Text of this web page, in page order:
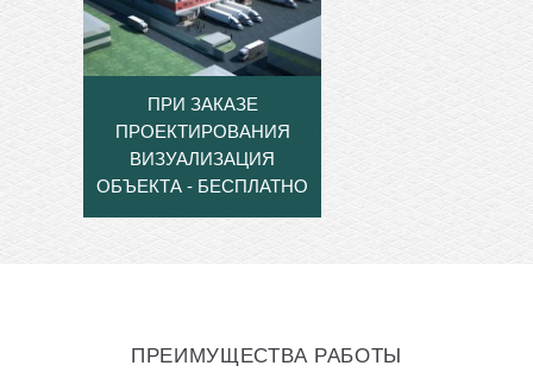
ПРИ ЗАКАЗЕ
ПРОЕКТИРОВАНИЯ
ВИЗУАЛИЗАЦИЯ
ОБЪЕКТА - БЕСПЛАТНО
ПРЕИМУЩЕСТВА РАБОТЫ